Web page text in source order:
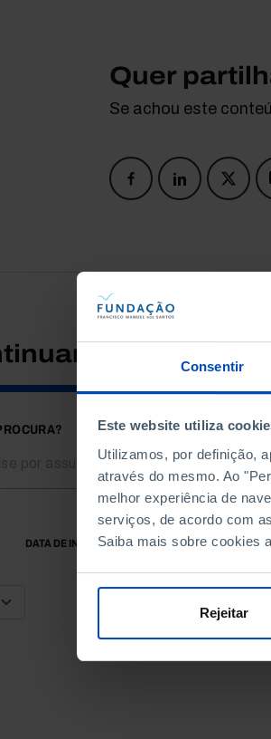
Consentir
Este website utiliza
Utilizamos, por definição,
através do mesmo. Ao
melhor experiência de
serviços, de acordo com
Saiba mais sobre cookies
Rejeitar
Quer
Se achou este
a pesquisar
DATA DE INÍCIO